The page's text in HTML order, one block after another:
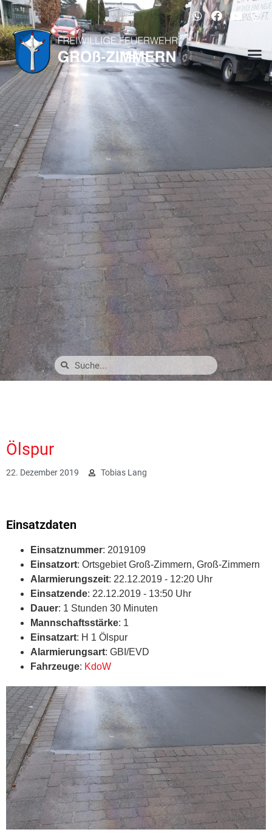
Ölspur
22. Dezember 2019 Tobias Lang
Einsatzdaten
Einsatznummer: 2019109
Einsatzort: Ortsgebiet Groß-Zimmern, Groß-Zimmern
Alarmierungszeit: 22.12.2019 - 12:20 Uhr
Einsatzende: 22.12.2019 - 13:50 Uhr
Dauer: 1 Stunden 30 Minuten
Mannschaftsstärke: 1
Einsatzart: H 1 Ölspur
Alarmierungsart: GBI/EVD
Fahrzeuge: KdoW